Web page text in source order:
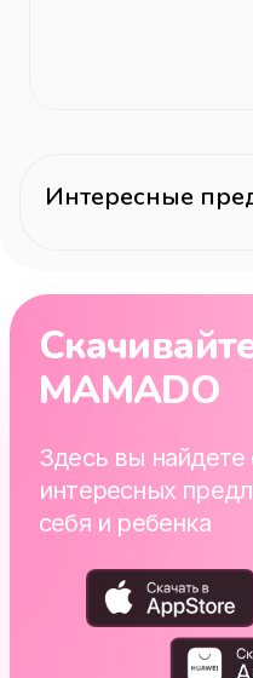
Интересные
MAMADO
Здесь вы
интересных
себя и ребенка